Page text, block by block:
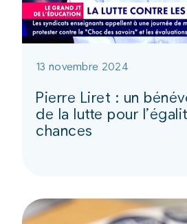
13 novembre 2024
Pierre Liret : un
de la lutte pour
chances